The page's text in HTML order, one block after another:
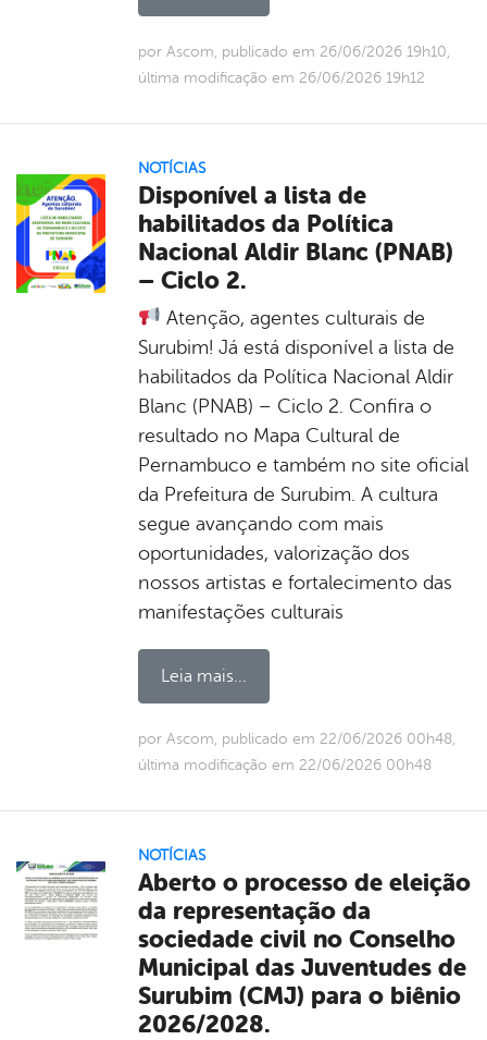
por Ascom, publicado em 26/06/2026 19h10,
última modificação em 26/06/2026 19h12
NOTÍCIAS
Disponível a lista de
habilitados da Política
Nacional Aldir Blanc (PNAB)
– Ciclo 2.
Atenção, agentes culturais de
Surubim! Já está disponível a lista de
habilitados da Política Nacional Aldir
Blanc (PNAB) – Ciclo 2. Confira o
resultado no Mapa Cultural de
Pernambuco e também no site oficial
da Prefeitura de Surubim. A cultura
segue avançando com mais
oportunidades, valorização dos
nossos artistas e fortalecimento das
manifestações culturais
Leia mais...
por Ascom, publicado em 22/06/2026 00h48,
última modificação em 22/06/2026 00h48
NOTÍCIAS
Aberto o processo de eleição
da representação da
sociedade civil no Conselho
Municipal das Juventudes de
Surubim (CMJ) para o biênio
2026/2028.